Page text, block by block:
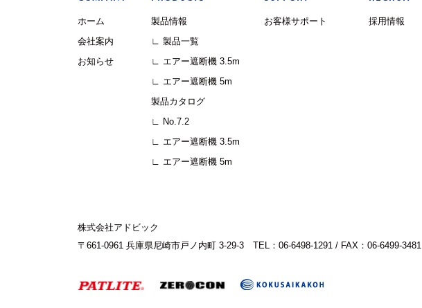
ホーム
会社案内
お知らせ
製品情報
∟ 製品一覧
∟ エアー遮断機 3.5m
∟ エアー遮断機 5m
製品カタログ
∟ No.7.2
∟ エアー遮断機 3.5m
∟ エアー遮断機 5m
お客様サポート 採用情報
株式会社アドビック
〒661-0961 兵庫県尼崎市戸ノ内町 3-29-3 TEL：06-6498-1291 / FAX：06-6499-3481